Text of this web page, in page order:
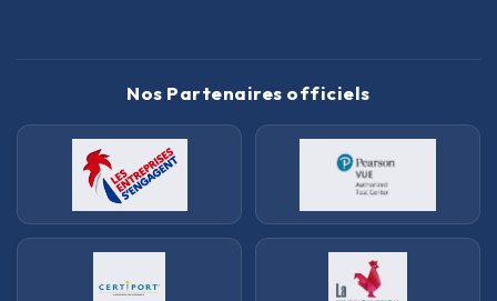
Nos Partenaires officiels